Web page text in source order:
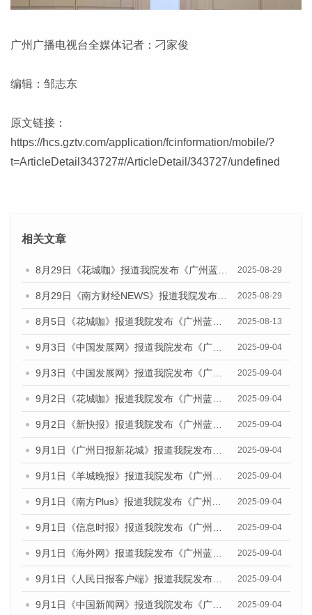
广州广播电视台全媒体记者：刁家俊
编辑：邹志东
原文链接：
https://hcs.gztv.com/application/fcinformation/mobile/?
t=ArticleDetail343727#/ArticleDetail/343727/undefined
相关文章
2025-08-29
2025-08-29
2025-08-13
2025-09-04
2025-09-04
2025-09-04
2025-09-04
2025-09-04
2025-09-04
2025-09-04
2025-09-04
2025-09-04
2025-09-04
2025-09-04